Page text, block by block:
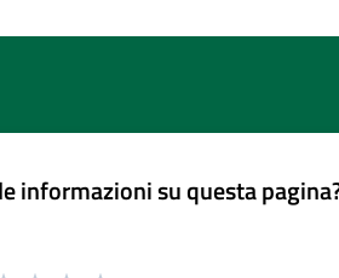
informazioni su questa